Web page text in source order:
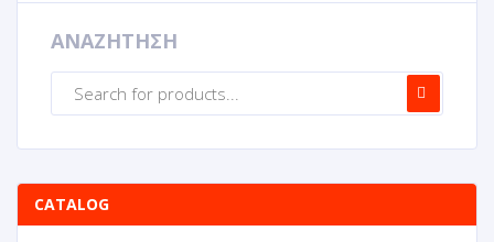
ΑΝΑΖΗΤΗΣΗ
CATALOG